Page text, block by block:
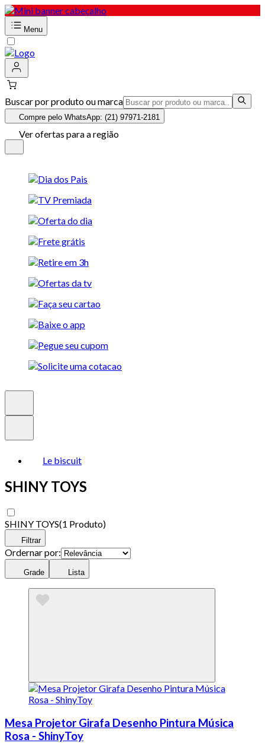
Menu
Buscar por produto ou marca
Compre pelo WhatsApp: (21) 97971-2181
Ver ofertas para a região
Le biscuit
SHINY TOYS
SHINY TOYS(1 Produto)
Filtrar
Ordernar por:
Grade Lista
Mesa Projetor Girafa Desenho Pintura Música
Rosa - ShinyToy